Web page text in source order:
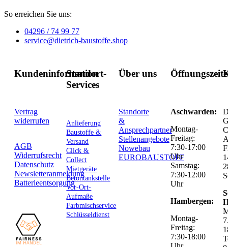
So erreichen Sie uns:
04296 / 74 99 77
service@dietrich-baustoffe.shop
Kundeninformation
Vertrag
widerrufen
AGB
Widerrufsrecht
Datenschutz
Newsletteranmeldung
Batterieentsorgung
Standort-
Services
Anlieferung
Baustoffe &
Versand
Click &
Collect
Mietgeräte
Betontankstelle
Vor-Ort-
Aufmaße
Farbmischservice
Schlüsseldienst
Über uns
Standorte
&
Ansprechpartner
Stellenangebote
Nowebau
EUROBAUSTOFF
Aschwarden:
Montag-
Freitag:
7:30-17:00
Uhr
Samstag:
7:30-12:00
Uhr
Hambergen:
Montag-
Freitag:
7:30-18:00